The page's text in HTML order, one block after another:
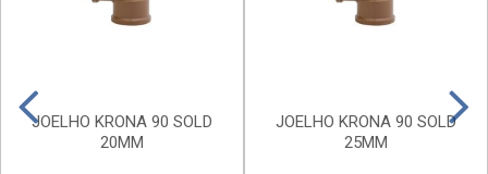
JOELHO KRONA 90 SOLD
20MM
JOELHO KRONA 90 SOLD
25MM